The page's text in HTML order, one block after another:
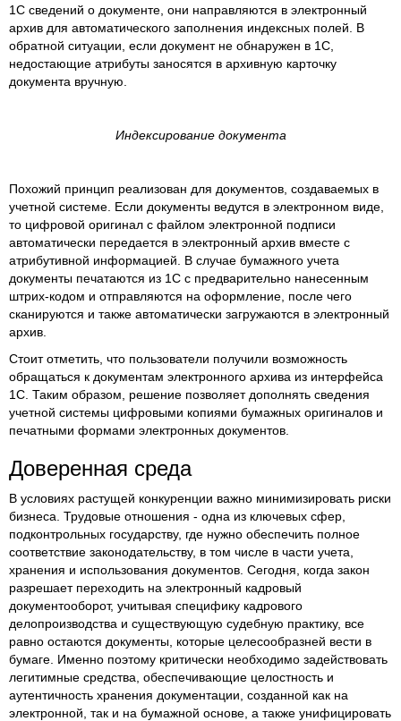
1С сведений о документе, они направляются в электронный
архив для автоматического заполнения индексных полей. В
обратной ситуации, если документ не обнаружен в 1С,
недостающие атрибуты заносятся в архивную карточку
документа вручную.
Индексирование документа
Похожий принцип реализован для документов, создаваемых в
учетной системе. Если документы ведутся в электронном виде,
то цифровой оригинал с файлом электронной подписи
автоматически передается в электронный архив вместе с
атрибутивной информацией. В случае бумажного учета
документы печатаются из 1С с предварительно нанесенным
штрих-кодом и отправляются на оформление, после чего
сканируются и также автоматически загружаются в электронный
архив.
Стоит отметить, что пользователи получили возможность
обращаться к документам электронного архива из интерфейса
1С. Таким образом, решение позволяет дополнять сведения
учетной системы цифровыми копиями бумажных оригиналов и
печатными формами электронных документов.
Доверенная среда
В условиях растущей конкуренции важно минимизировать риски
бизнеса. Трудовые отношения - одна из ключевых сфер,
подконтрольных государству, где нужно обеспечить полное
соответствие законодательству, в том числе в части учета,
хранения и использования документов. Сегодня, когда закон
разрешает переходить на электронный кадровый
документооборот, учитывая специфику кадрового
делопроизводства и существующую судебную практику, все
равно остаются документы, которые целесообразней вести в
бумаге. Именно поэтому критически необходимо задействовать
легитимные средства, обеспечивающие целостность и
аутентичность хранения документации, созданной как на
электронной, так и на бумажной основе, а также унифицировать